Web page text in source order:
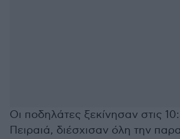
Οι ποδηλάτες ξεκίνησαν στις
Πειραιά, διέσχισαν όλη την